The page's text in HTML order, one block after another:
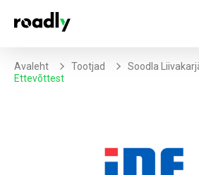
Avaleht Tootjad
Soodla
Ettevõttest